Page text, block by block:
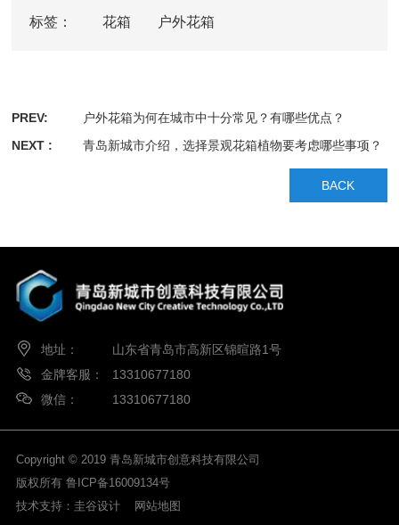
标签： 花箱 户外花箱
PREV:
户外花箱为何在城市中十分常见？有哪些优点？
NEXT :
青岛新城市介绍，选择景观花箱植物要考虑哪些事项？
BACK
地址：
山东省青岛市高新区锦暄路1号
金牌客服：
13310677180
微信：
13310677180
Copyright © 2019 青岛新城市创意科技有限公司
版权所有 鲁ICP备16009134号
技术支持： 圭谷设计 网站地图